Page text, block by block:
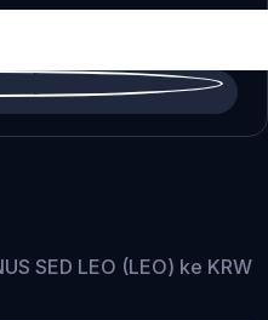
SED LEO (LEO) ke KRW